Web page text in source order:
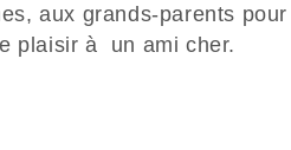
aux grands-parents pour
plaisir à un ami cher.